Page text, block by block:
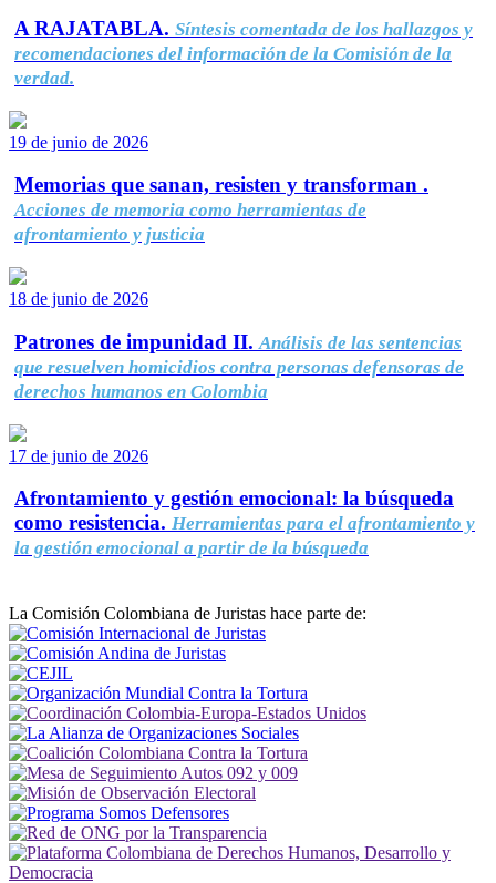
A RAJATABLA. Síntesis comentada de los hallazgos y
recomendaciones del información de la Comisión de la
verdad.
19 de junio de 2026
Memorias que sanan, resisten y transforman .
Acciones de memoria como herramientas de
afrontamiento y justicia
18 de junio de 2026
Patrones de impunidad II. Análisis de las sentencias
que resuelven homicidios contra personas defensoras de
derechos humanos en Colombia
17 de junio de 2026
Afrontamiento y gestión emocional: la búsqueda
como resistencia. Herramientas para el afrontamiento y
la gestión emocional a partir de la búsqueda
La Comisión Colombiana de Juristas hace parte de: